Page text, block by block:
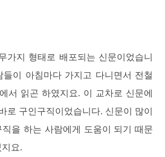
가지 형태로 배포되는 신문이었습니
이 아침마다 가지고 다니면서 전철
서 읽곤 하였지요. 이 교차로 신문에
로 구인구직이었습니다. 신문이 많이
을 하는 사람에게 도움이 되기 때문
요.